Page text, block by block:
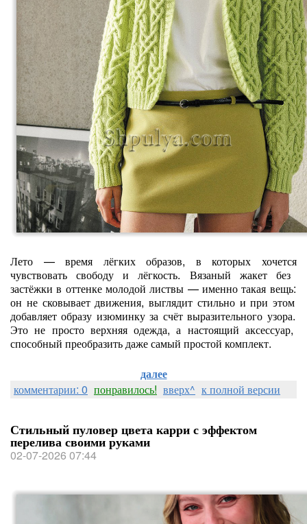
Лето — время лёгкихобразов, в которых хочется
чувствовать свободу и лёгкость. Вязаный жакетбез
застёжки в оттенкемолодой листвы — именно такая вещь:
он несковываетдвижения, выглядит стильнои при этом
добавляет образу изюминкуза счётвыразительного узора.
Это не простоверхняяодежда, а настоящий аксессуар,
способный преобразитьдажесамый простой комплект.
далее
комментарии: 0 понравилось! вверх^ к полной версии
Стильный пуловер цвета карри с эффектом
перелива своими руками
02-07-2026 07:44